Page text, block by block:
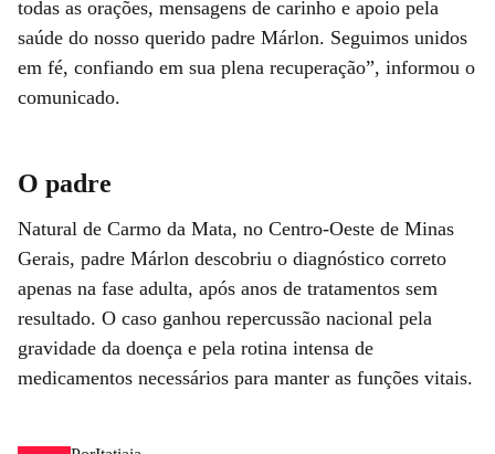
todas as orações, mensagens de carinho e apoio pela
saúde do nosso querido padre Márlon. Seguimos unidos
em fé, confiando em sua plena recuperação”, informou o
comunicado.
O padre
Natural de Carmo da Mata, no Centro-Oeste de Minas
Gerais, padre Márlon descobriu o diagnóstico correto
apenas na fase adulta, após anos de tratamentos sem
resultado. O caso ganhou repercussão nacional pela
gravidade da doença e pela rotina intensa de
medicamentos necessários para manter as funções vitais.